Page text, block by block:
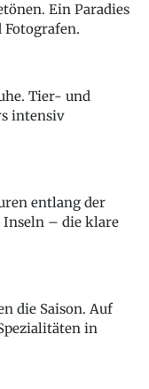
Ein Paradies
Fotografen.
Tier- und
intensiv
entlang der
Inseln – die klare
die Saison. Auf
in